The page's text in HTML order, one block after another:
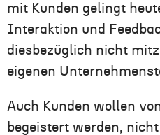
mit Kunden gelingt
Interaktion und
diesbezüglich nicht
eigenen
Auch Kunden wollen
begeistert werden,